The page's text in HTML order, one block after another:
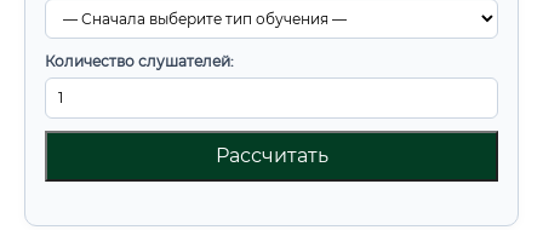
Количество слушателей:
Рассчитать